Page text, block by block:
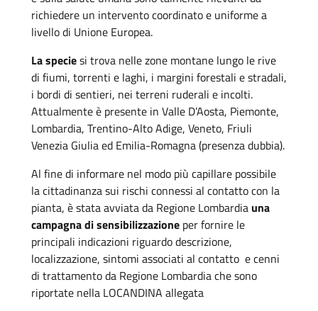
richiedere un intervento coordinato e uniforme a
livello di Unione Europea.
La speciesi trova nelle zone montane lungo le rive
di fiumi, torrenti e laghi, i margini forestali e stradali,
i bordi di sentieri, nei terreni ruderali e incolti.
Attualmente è presente in Valle D’Aosta, Piemonte,
Lombardia, Trentino-Alto Adige, Veneto, Friuli
Venezia Giulia ed Emilia-Romagna (presenza dubbia).
Al fine di informare nel modo più capillare possibile
la cittadinanza sui rischi connessi al contatto con la
pianta, è stata avviata da Regione Lombardia una
campagna di sensibilizzazione per fornire le
principali indicazioni riguardo descrizione,
localizzazione, sintomi associati al contatto e cenni
di trattamento da Regione Lombardia che sono
riportate nella LOCANDINA allegata